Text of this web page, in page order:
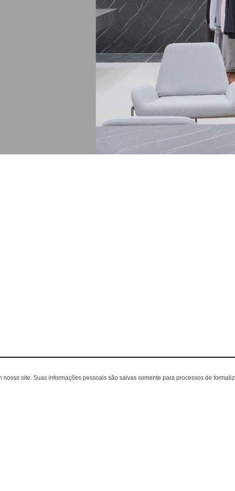
site. Suas informações pessoais são salvas somente para processos de